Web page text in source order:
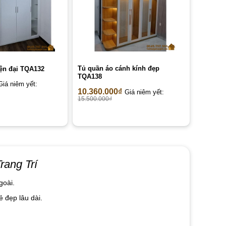
đại TQA132
niêm yết:
Tủ quần áo cánh kính đẹp
TQA138
10.360.000₫ Giá niêm yết:
15.500.000₫
Trí
đẹp lâu dài.